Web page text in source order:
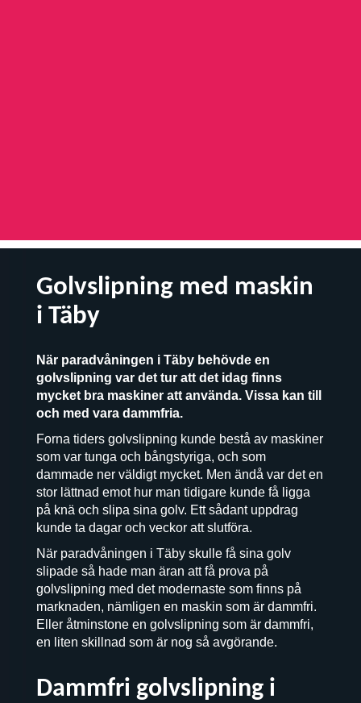
Golvslipning med maskin
i Täby
När paradvåningen i Täby behövde en
golvslipning var det tur att det idag finns
mycket bra maskiner att använda. Vissa kan till
och med vara dammfria.
Forna tiders golvslipning kunde bestå av maskiner
som var tunga och bångstyriga, och som
dammade ner väldigt mycket. Men ändå var det en
stor lättnad emot hur man tidigare kunde få ligga
på knä och slipa sina golv. Ett sådant uppdrag
kunde ta dagar och veckor att slutföra.
När paradvåningen i Täby skulle få sina golv
slipade så hade man äran att få prova på
golvslipning med det modernaste som finns på
marknaden, nämligen en maskin som är dammfri.
Eller åtminstone en golvslipning som är dammfri,
en liten skillnad som är nog så avgörande.
Dammfri golvslipning i